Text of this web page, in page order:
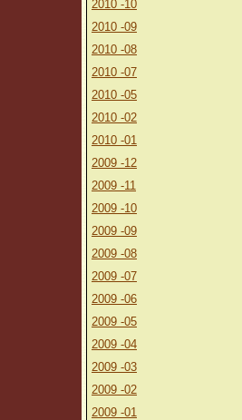
2010 -10
2010 -09
2010 -08
2010 -07
2010 -05
2010 -02
2010 -01
2009 -12
2009 -11
2009 -10
2009 -09
2009 -08
2009 -07
2009 -06
2009 -05
2009 -04
2009 -03
2009 -02
2009 -01